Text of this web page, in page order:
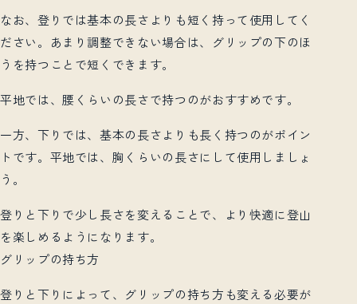
なお、登りでは基本の長さよりも短く持って使用してく
ださい。あまり調整できない場合は、グリップの下のほ
うを持つことで短くできます。
平地では、腰くらいの長さで持つのがおすすめです。
一方、下りでは、基本の長さよりも長く持つのがポイン
トです。平地では、胸くらいの長さにして使用しましょ
う。
登りと下りで少し長さを変えることで、より快適に登山
を楽しめるようになります。
グリップの持ち方
登りと下りによって、グリップの持ち方も変える必要が